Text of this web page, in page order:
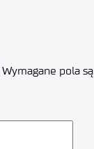
Wymagane pola są